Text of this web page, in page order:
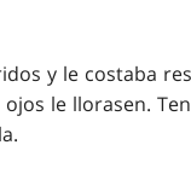
y le costaba
le llorasen.